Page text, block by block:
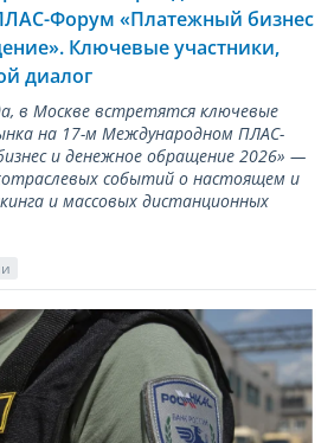
Форум «Платежный бизнес
Ключевые участники,
диалог
в Москве встретятся ключевые
на 17-м Международном ПЛАС-
и денежное обращение 2026» —
событий о настоящем и
и массовых дистанционных